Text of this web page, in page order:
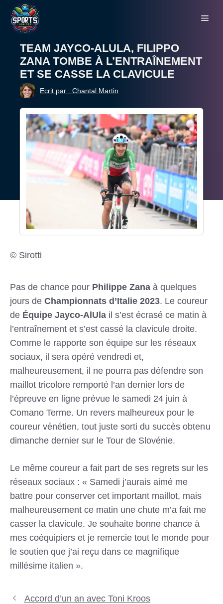
Aller
contenu
TEAM JAYCO-ALULA, FILIPPO
ZANA TOMBE À L’ENTRAÎNEMENT
ET SE CASSE LA CLAVICULE
Ecrit par : Chantal Martin
© Sirotti
Pas de chance pour Philippe Zana à quelques
jours deChampionnats d’Italie 2023. Le coureur
de Équipe Jayco-AlUla il s’est écrasé ce matin à
l’entraînement et s’est cassé la clavicule droite.
Comme le rapporte son équipe sur les réseaux
sociaux, il sera opéré vendredi et,
malheureusement, il ne pourra pas défendre son
maillot tricolore remporté l’an dernier lors de
l’épreuve en ligne prévue le samedi 24 juin à
Comano Terme. Un revers malheureux pour le
coureur vénétien, tout juste sorti du succès obtenu
dimanche dernier sur le Tour de Slovénie.
Le même coureur a fait part de ses regrets sur les
réseaux sociaux : « Samedi j’aurais aimé me
battre pour conserver cet important maillot, mais
malheureusement ce matin une chute m’a fait me
casser la clavicule. Je souhaite bonne chance à
mes coéquipiers et je remercie tout le monde pour
le soutien que j’ai reçu dans ce magnifique
millésime italien ».
Accord d’un an avec Toni Kroos